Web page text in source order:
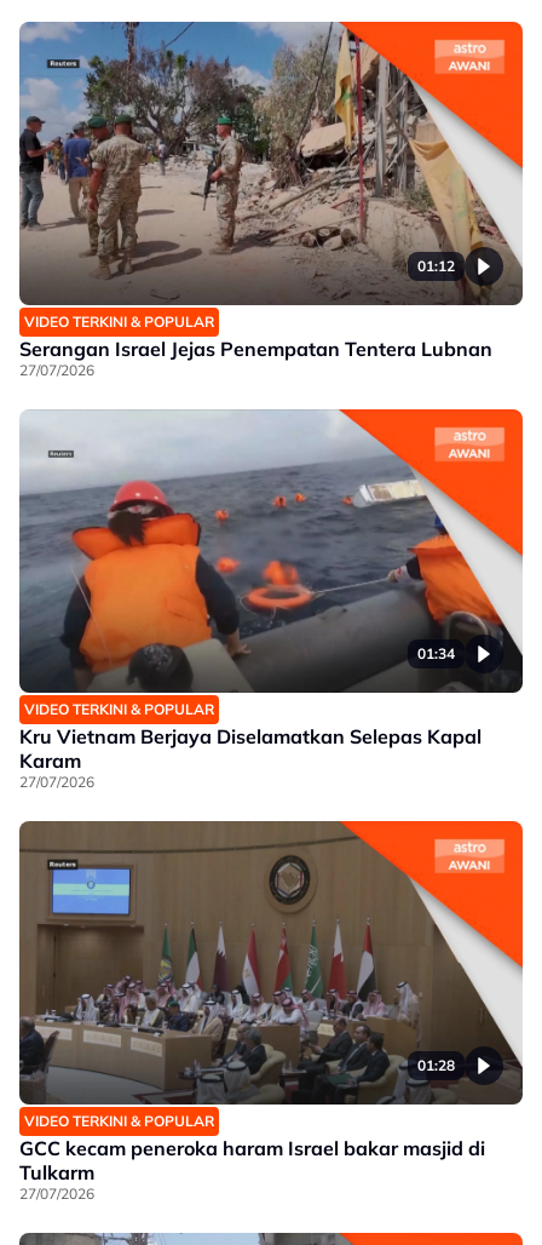
01:12
VIDEO TERKINI & POPULAR
Serangan Israel Jejas Penempatan Tentera Lubnan
27/07/2026
01:34
VIDEO TERKINI & POPULAR
Kru Vietnam Berjaya Diselamatkan Selepas Kapal
Karam
27/07/2026
01:28
VIDEO TERKINI & POPULAR
GCC kecam peneroka haram Israel bakar masjid di
Tulkarm
27/07/2026